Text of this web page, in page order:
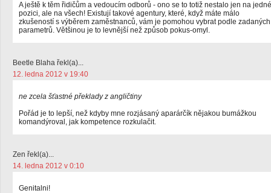
A ještě k těm řidičům a vedoucím odborů - ono se to totiž nestalo jen na jedné
pozici, ale na všech! Existují takové agentury, které, když máte málo
zkušeností s výběrem zaměstnanců, vám je pomohou vybrat podle zadaných
parametrů. Většinou je to levnější než způsob pokus-omyl.
Beetle Blaha řekl(a)...
12. ledna 2012 v 19:40
ne zcela šťastné překlady z angličtiny
Pořád je to lepší, než kdyby mne rozjásaný aparárčík nějakou bumážkou
komandýroval, jak kompetence rozkulačit.
Zen řekl(a)...
14. ledna 2012 v 0:10
Genitalni!